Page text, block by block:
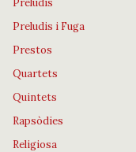
Preludis
Preludis i Fuga
Prestos
Quartets
Quintets
Rapsòdies
Religiosa